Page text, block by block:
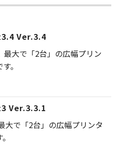
Ver.3.4
大で「2台」の広幅プリン
。
Ver.3.3.1
で「2台」の広幅プリンタ